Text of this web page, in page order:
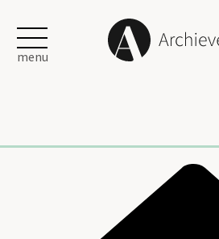
menu